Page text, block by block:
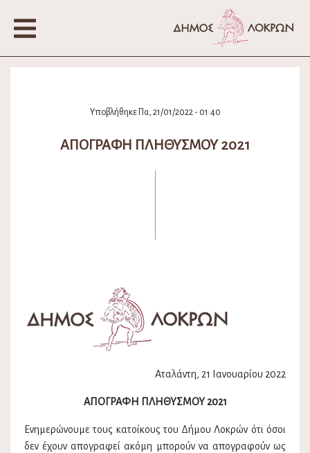
Υποβλήθηκε Πα, 21/01/2022 - 01:40
ΑΠΟΓΡΑΦΗ ΠΛΗΘΥΣΜΟΥ 2021
Αταλάντη, 21 Ιανουαρίου 2022
ΑΠΟΓΡΑΦΗ ΠΛΗΘΥΣΜΟΥ 2021
Ενημερώνουμε τους κατοίκους του Δήμου Λοκρών ότι όσοι
δεν έχουν απογραφεί ακόμη μπορούν να απογραφούν ως